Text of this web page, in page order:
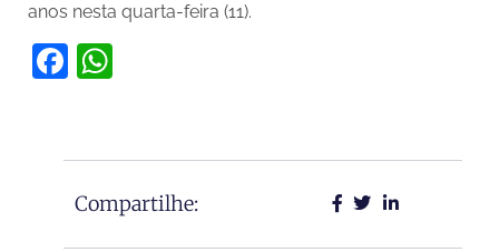
anos nesta quarta-feira (11).
Facebook
Compartilhe: